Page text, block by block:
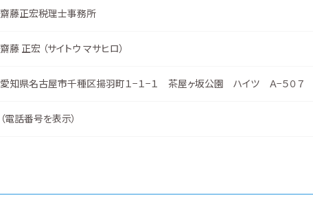
齋藤正宏税理士事務所
齋藤 正宏 （サイトウ マサヒロ）
愛知県名古屋市千種区揚羽町１−１−１ 茶屋ヶ坂公園 ハイツ Ａ−５０７
（電話番号を表示）